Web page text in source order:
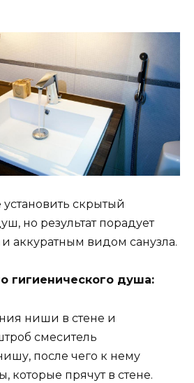
скрытый
но результат порадует
аккуратным видом санузла.
гигиенического душа:
ниши в стене и
смеситель
после чего к нему
которые прячут в стене.